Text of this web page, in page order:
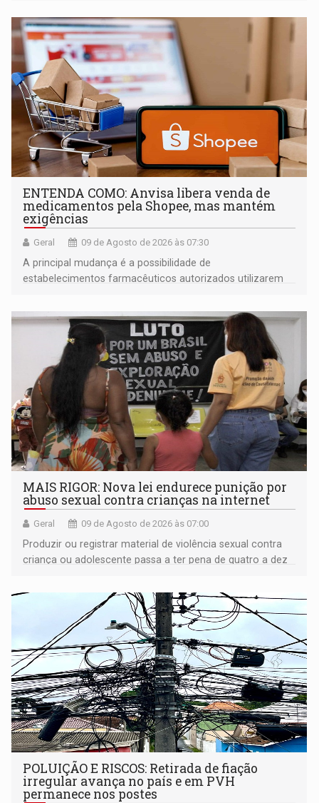
ENTENDA COMO: Anvisa libera venda de
medicamentos pela Shopee, mas mantém
exigências
Geral 09 de Agosto de 2026 às 07:30
A principal mudança é a possibilidade de
estabelecimentos farmacêuticos autorizados utilizarem
MAIS RIGOR: Nova lei endurece punição por
abuso sexual contra crianças na internet
Geral 09 de Agosto de 2026 às 07:00
Produzir ou registrar material de violência sexual contra
criança ou adolescente passa a ter pena de quatro a dez
POLUIÇÃO E RISCOS: Retirada de fiação
irregular avança no país e em PVH
permanece nos postes